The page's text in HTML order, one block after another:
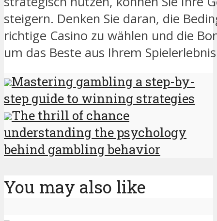
steigern. Denken Sie daran, die
richtige Casino zu wählen und die
um das Beste aus Ihrem
Mastering gambling a step-by-
step guide to winning strategies
The thrill of chance
understanding the psychology
behind gambling behavior
You may also like